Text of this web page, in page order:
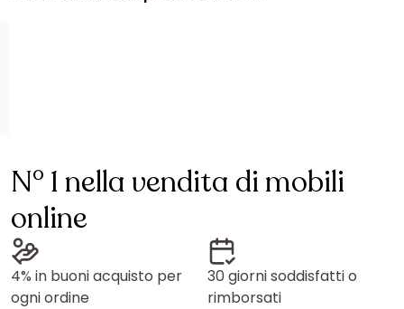
N° 1 nella vendita di mobili
online
4% in buoni acquisto per
ogni ordine
30 giorni soddisfatti o
rimborsati